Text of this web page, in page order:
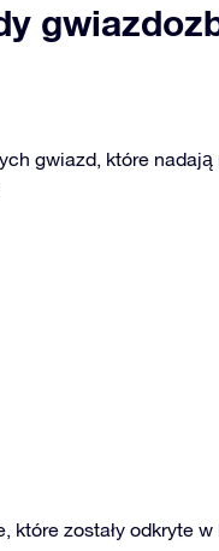
gwiazd, które nadają
które zostały odkryte w